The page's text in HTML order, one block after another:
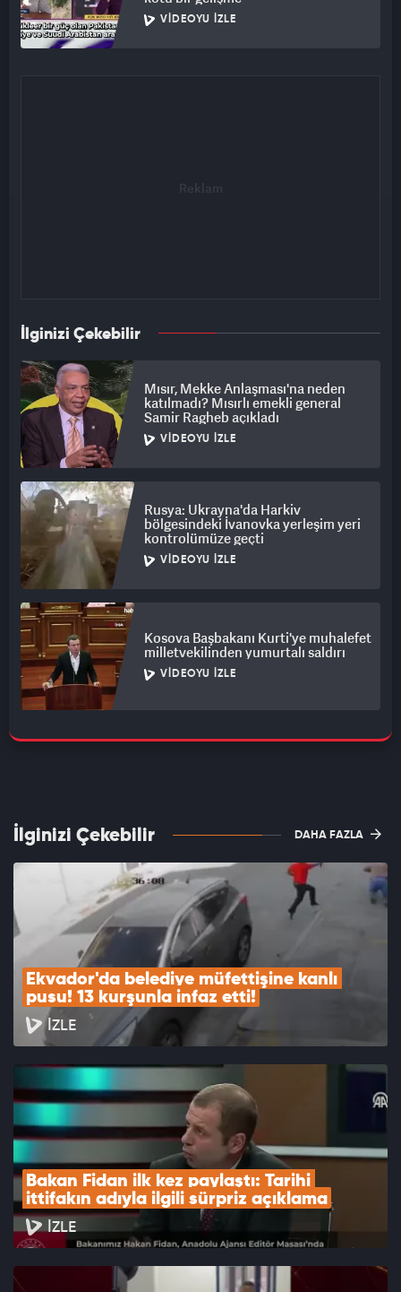
VIDEOYU İZLE
İlginizi Çekebilir
Mısır, Mekke Anlaşması'na neden
katılmadı? Mısırlı emekli general
Samir Ragheb açıkladı
VIDEOYU İZLE
Rusya: Ukrayna'da Harkiv
bölgesindeki İvanovka yerleşim yeri
kontrolümüze geçti
VIDEOYU İZLE
Kosova Başbakanı Kurti'ye muhalefet
milletvekilinden yumurtalı saldırı
VIDEOYU İZLE
İlginizi Çekebilir DAHA FAZLA
Ekvador'da belediye müfettişine kanlı
pusu! 13 kurşunla infaz etti!
İZLE
Bakan Fidan ilk kez paylaştı: Tarihi
ittifakın adıyla ilgili sürpriz açıklama
İZLE